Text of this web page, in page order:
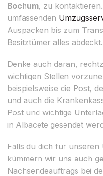
Bochum, zu
umfassenden
Auspacken bis zum
Besitztümer alles abdeckt.
Denke auch daran,
wichtigen Stellen
beispielsweise die Post,
und auch die
Post und wichtige
in Albacete gesendet
Falls du dich für unseren
kümmern wir uns auch
Nachsendeauftrags bei